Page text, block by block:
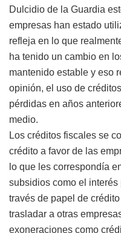
Dulcidio de la Guardia
empresas han estado
refleja en lo que
ha tenido un cambio en
mantenido estable y eso
opinión, el uso de
pérdidas en años
medio.
Los créditos fiscales se
crédito a favor de las
lo que les correspondía
subsidios como el
través de papel de
trasladar a otras
exoneraciones como